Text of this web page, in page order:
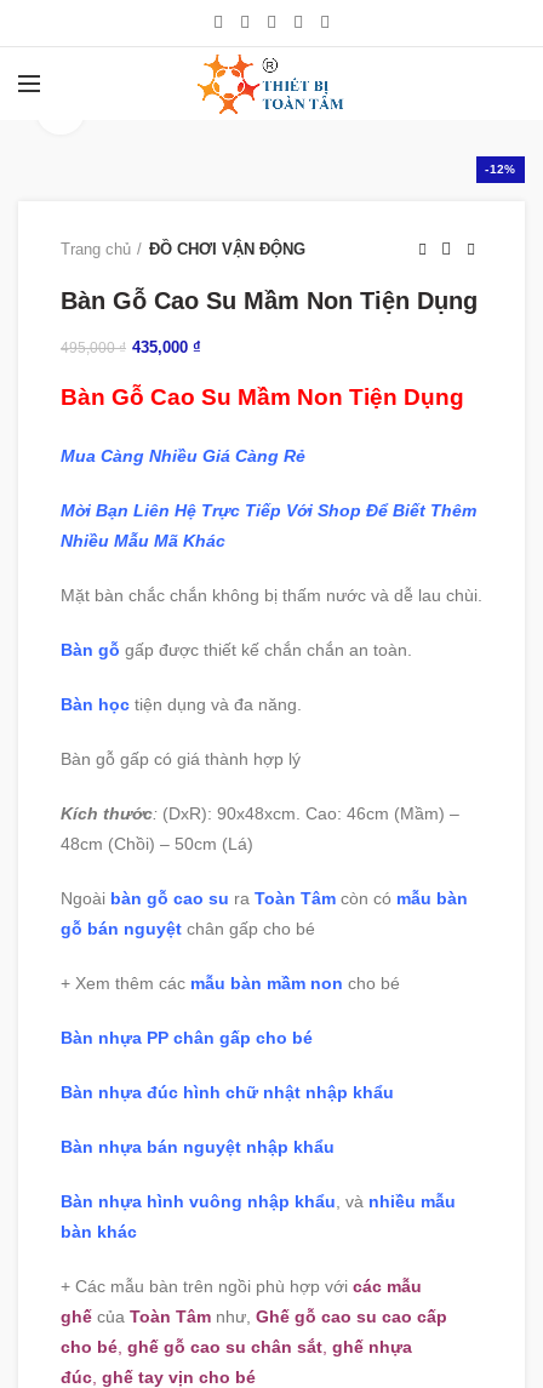
-12%
Trang chủ ĐỒ CHƠI VẬN ĐỘNG
Bàn Gỗ Cao Su Mầm Non Tiện Dụng
495,000₫ 435,000 ₫
Bàn Gỗ Cao Su Mầm Non Tiện Dụng
Mua Càng Nhiều Giá Càng Rẻ
Mời Bạn Liên Hệ Trực Tiếp Với Shop Để Biết Thêm
Nhiều Mẫu Mã Khác
Mặt bàn chắc chắn không bị thấm nước và dễ lau chùi.
Bàn gỗ gấp được thiết kế chắn chắn an toàn.
Bàn học tiện dụng và đa năng.
Bàn gỗ gấp có giá thành hợp lý
Kích thước: (DxR): 90x48xcm. Cao: 46cm (Mầm) –
48cm (Chồi) – 50cm (Lá)
Ngoài bàn gỗ cao su ra Toàn Tâm còn có mẫu bàn
gỗ bán nguyệt chân gấp cho bé
+ Xem thêm các mẫu bàn mầm non cho bé
Bàn nhựa PP chân gấp cho bé
Bàn nhựa đúc hình chữ nhật nhập khẩu
Bàn nhựa bán nguyệt nhập khẩu
Bàn nhựa hình vuông nhập khẩu , và nhiều mẫu
bàn khác
+ Các mẫu bàn trên ngồi phù hợp với các mẫu
ghế của Toàn Tâm như, Ghế gỗ cao su cao cấp
cho bé ghế gỗ cao su chân sắt ghế nhựa
đúc ghế tay vịn cho bé